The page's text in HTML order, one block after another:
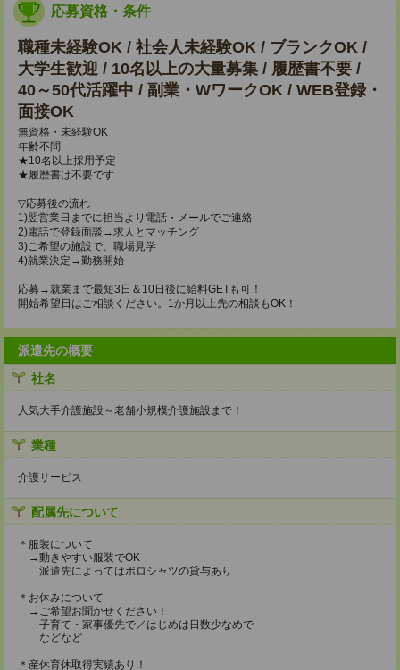
応募資格・条件
職種未経験OK / 社会人未経験OK / ブランクOK /
大学生歓迎 / 10名以上の大量募集 / 履歴書不要 /
40～50代活躍中 / 副業・WワークOK / WEB登録・
面接OK
無資格・未経験OK
年齢不問
★10名以上採用予定
★履歴書は不要です
▽応募後の流れ
1)翌営業日までに担当より電話・メールでご連絡
2)電話で登録面談→求人とマッチング
3)ご希望の施設で、職場見学
4)就業決定→勤務開始
応募→就業まで最短3日＆10日後に給料GETも可！
開始希望日はご相談ください。1か月以上先の相談もOK！
派遣先の概要
社名
人気大手介護施設～老舗小規模介護施設まで！
業種
介護サービス
配属先について
＊服装について
→動きやすい服装でOK
派遣先によってはポロシャツの貸与あり
＊お休みについて
→ご希望お聞かせください！
子育て・家事優先で／はじめは日数少なめで
などなど
＊産休育休取得実績あり！